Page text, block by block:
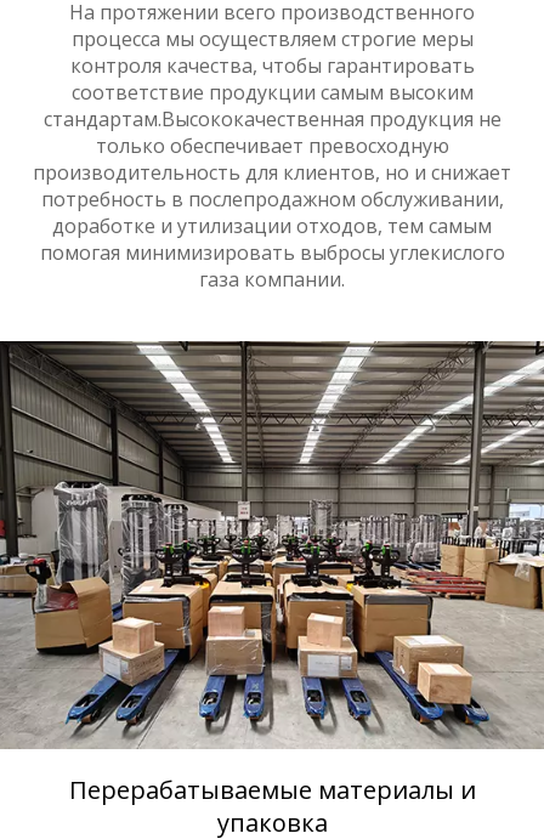
На протяжении всего производственного
процесса мы осуществляем строгие меры
контроля качества, чтобы гарантировать
соответствие продукции самым высоким
стандартам.Высококачественная продукция не
только обеспечивает превосходную
производительность для клиентов, но и снижает
потребность в послепродажном обслуживании,
доработке и утилизации отходов, тем самым
помогая минимизировать выбросы углекислого
газа компании.
Перерабатываемые материалы и
упаковка